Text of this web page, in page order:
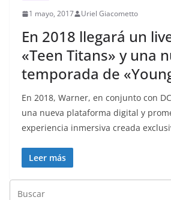
1 mayo, 2017 Uriel Giacometto
En 2018 llegará un
«Teen Titans» y una
temporada de
En 2018, Warner, en conjunto con
una nueva plataforma digital y
experiencia inmersiva creada
Leer más